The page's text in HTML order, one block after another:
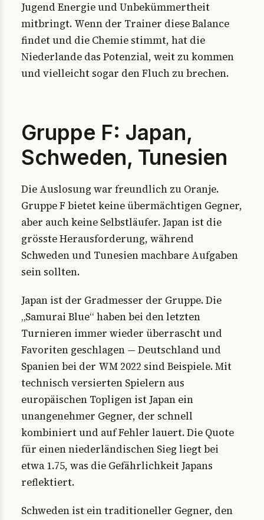
Jugend Energie und Unbekümmertheit
mitbringt. Wenn der Trainer diese Balance
findet und die Chemie stimmt, hat die
Niederlande das Potenzial, weit zu kommen
und vielleicht sogar den Fluch zu brechen.
Gruppe F: Japan,
Schweden, Tunesien
Die Auslosung war freundlich zu Oranje.
Gruppe F bietet keine übermächtigen Gegner,
aber auch keine Selbstläufer. Japan ist die
grösste Herausforderung, während
Schweden und Tunesien machbare Aufgaben
sein sollten.
Japan ist der Gradmesser der Gruppe. Die
„Samurai Blue“ haben bei den letzten
Turnieren immer wieder überrascht und
Favoriten geschlagen — Deutschland und
Spanien bei der WM 2022 sind Beispiele. Mit
technisch versierten Spielern aus
europäischen Topligen ist Japan ein
unangenehmer Gegner, der schnell
kombiniert und auf Fehler lauert. Die Quote
für einen niederländischen Sieg liegt bei
etwa 1.75, was die Gefährlichkeit Japans
reflektiert.
Schweden ist ein traditioneller Gegner, den